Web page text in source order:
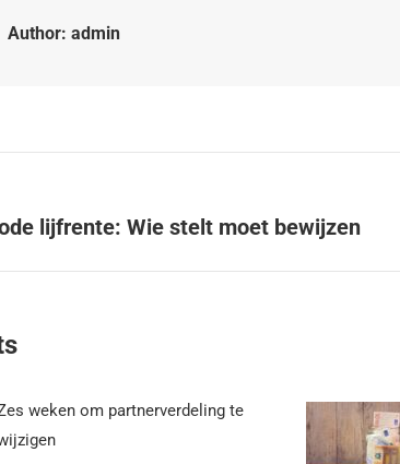
Author: admin
lijfrente: Wie stelt moet bewijzen
weken om partnerverdeling te